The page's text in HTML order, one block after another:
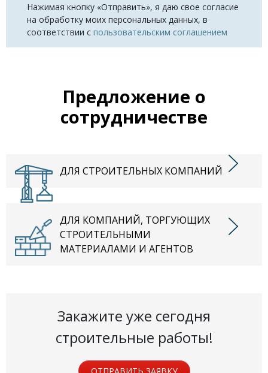
Нажимая кнопку «Отправить», я даю свое согласие
на обработку моих персональных данных, в
соответствии с пользовательским соглашением
Предложение о
сотрудничестве
ДЛЯ СТРОИТЕЛЬНЫХ КОМПАНИЙ
ДЛЯ КОМПАНИЙ, ТОРГУЮЩИХ
СТРОИТЕЛЬНЫМИ
МАТЕРИАЛАМИ И АГЕНТОВ
Закажите уже сегодня
строительные работы!
ОТПРАВИТЬ ЗАЯВКУ